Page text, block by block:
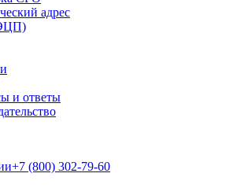
адрес
и ответы
+7 (800) 302-79-60